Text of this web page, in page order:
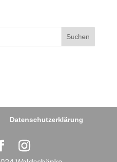
Suchen
Datenschutzerklärung